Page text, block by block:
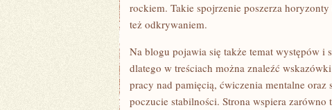
rockiem. Takie spojrzenie poszerza
też odkrywaniem.
Na blogu pojawia się także temat występów i
dlatego w treściach można znaleźć
pracy nad pamięcią, ćwiczenia mentalne
poczucie stabilności. Strona wspiera